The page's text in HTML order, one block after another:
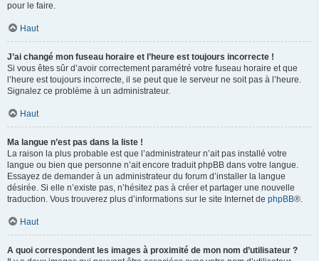
pour le faire.
Haut
J’ai changé mon fuseau horaire et l’heure est toujours incorrecte !
Si vous êtes sûr d’avoir correctement paramétré votre fuseau horaire et que
l’heure est toujours incorrecte, il se peut que le serveur ne soit pas à l’heure.
Signalez ce problème à un administrateur.
Haut
Ma langue n’est pas dans la liste !
La raison la plus probable est que l’administrateur n’ait pas installé votre
langue ou bien que personne n’ait encore traduit phpBB dans votre langue.
Essayez de demander à un administrateur du forum d’installer la langue
désirée. Si elle n’existe pas, n’hésitez pas à créer et partager une nouvelle
traduction. Vous trouverez plus d’informations sur le site Internet de phpBB®.
Haut
A quoi correspondent les images à proximité de mon nom d’utilisateur ?